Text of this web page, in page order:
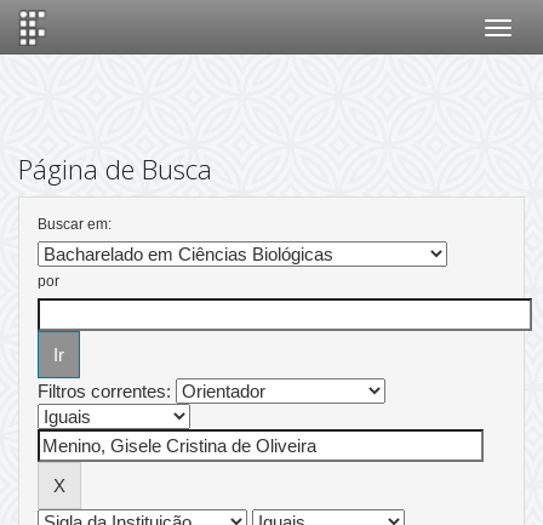
Página de Busca
Buscar em:
por
Filtros correntes: